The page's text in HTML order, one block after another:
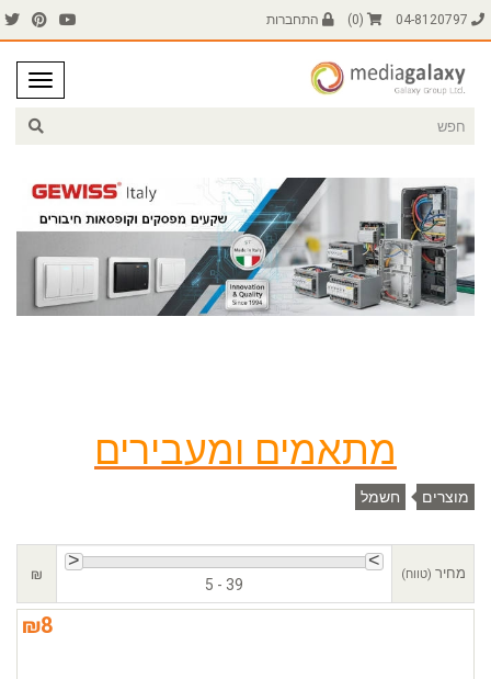
(
0
) התחברות
מתאמים ומעבירים
מוצרים חשמל
מחיר (טווח)
5 - 39
₪
₪8